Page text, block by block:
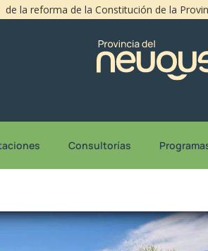
de la reforma de la Constitución de la
Consultorías